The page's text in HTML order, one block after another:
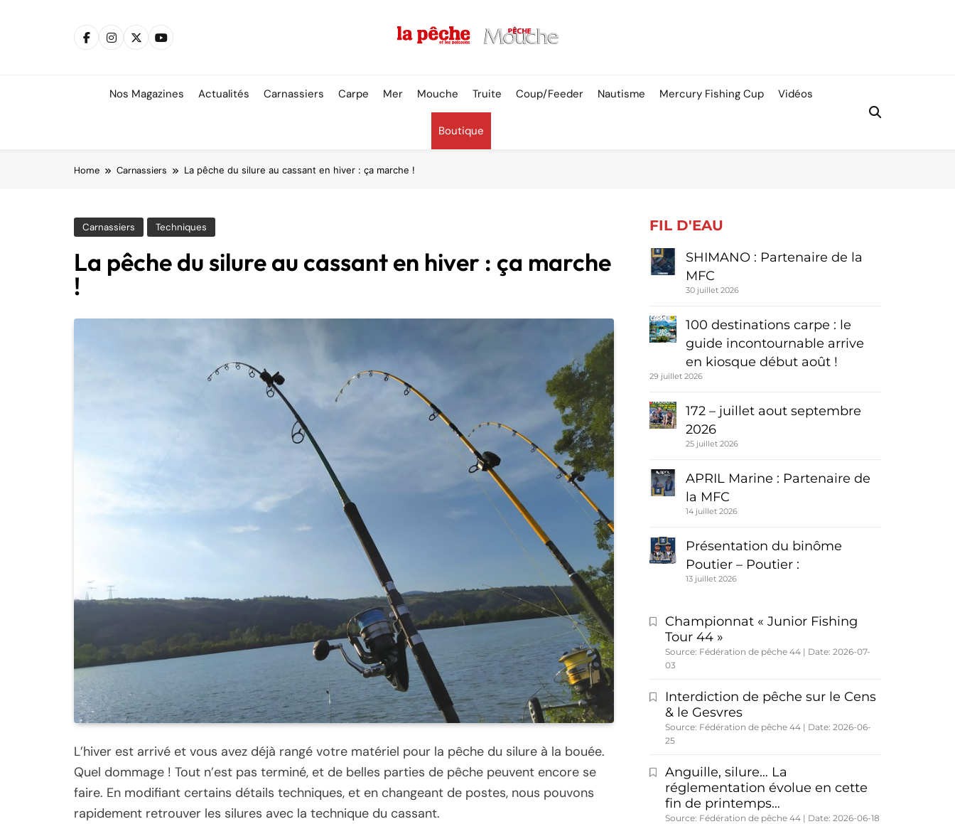
Nos Magazines Actualités Carnassiers Carpe Mer Mouche Truite Coup/Feeder Nautisme Mercury Fishing Cup Vidéos
Boutique
Home Carnassiers La pêche du silure au cassant en hiver : ça marche !
Carnassiers Techniques
La pêche du silure au cassant en hiver : ça marche
!
L’hiver est arrivé et vous avez déjà rangé votre matériel pour la pêche du silure à la bouée.
Quel dommage ! Tout n’est pas terminé, et de belles parties de pêche peuvent encore se
faire. En modifiant certains détails techniques, et en changeant de postes, nous pouvons
rapidement retrouver les silures avec la technique du cassant.
FIL D'EAU
SHIMANO : Partenaire de la
MFC
30 juillet 2026
100 destinations carpe : le
guide incontournable arrive
en kiosque début août !
29 juillet 2026
172 – juillet aout septembre
2026
25 juillet 2026
APRIL Marine : Partenaire de
la MFC
14 juillet 2026
Présentation du binôme
Poutier – Poutier :
13 juillet 2026
Championnat « Junior Fishing
Tour 44 »
Source: Fédération de pêche 44
Date: 2026-07-
03
Interdiction de pêche sur le Cens
& le Gesvres
Source: Fédération de pêche 44
Date: 2026-06-
25
Anguille, silure… La
réglementation évolue en cette
fin de printemps…
Source: Fédération de pêche 44 Date: 2026-06-18